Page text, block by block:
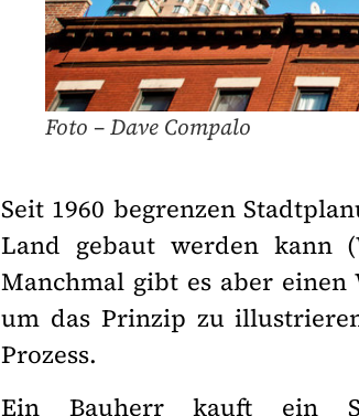
Foto – Dave Compalo
Seit 1960 begrenzen
Land gebaut werden kann
Manchmal gibt es aber
um das Prinzip zu
Prozess.
Ein Bauherr kauft ein